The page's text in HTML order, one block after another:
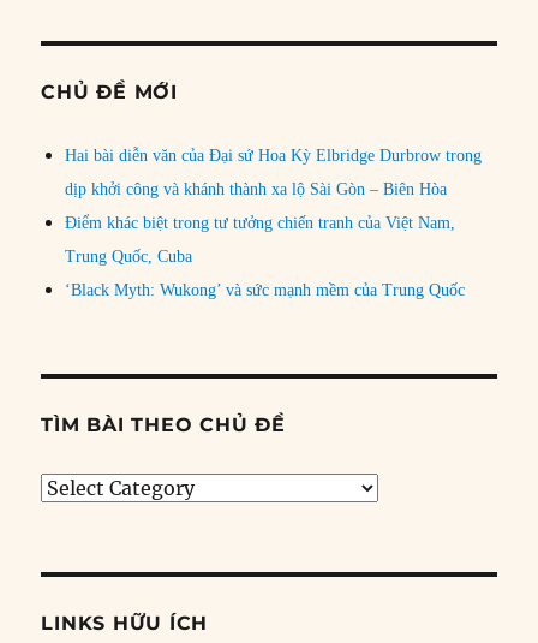
CHỦ ĐỀ MỚI
Hai bài diễn văn của Đại sứ Hoa Kỳ Elbridge Durbrow trong
dịp khởi công và khánh thành xa lộ Sài Gòn – Biên Hòa
Điểm khác biệt trong tư tưởng chiến tranh của Việt Nam,
Trung Quốc, Cuba
‘Black Myth: Wukong’ và sức mạnh mềm của Trung Quốc
TÌM BÀI THEO CHỦ ĐỀ
Tìm
đề
LINKS HỮU ÍCH